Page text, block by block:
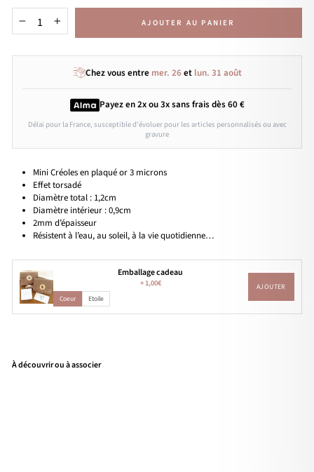
+ AJOUTER AU PANIER
Chez vous entre mer. 26et lun. 31 août
Payez en 2x ou 3xsans fraisdès 60 €
Délai pour la France, susceptible d'évoluer pour les articles personnalisés ou avec
gravure
Mini Créoles en plaqué or 3 microns
Effet torsadé
Diamètre total : 1,2cm
Diamètre intérieur : 0,9cm
2mm d’épaisseur
Résistent à l’eau, au soleil, à la vie quotidienne…
Emballage cadeau
+1,00€
Coeur Etoile
AJOUTER
À découvrir ou à associer